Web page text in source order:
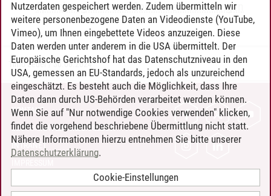
Sprachangebot und Sonderveranstaltungen
Timo Leder/30.06.2024
KONTAKT
LEUPHANA ALS ARBEITGEBER
INTRANET
Nutzerdaten gespeichert werden. Zudem übermitteln wir
weitere personenbezogene Daten an Videodienste (YouTube,
Vimeo), um Ihnen eingebettete Videos anzuzeigen. Diese
Daten werden unter anderem in die USA übermittelt. Der
Europäische Gerichtshof hat das Datenschutzniveau in den
USA, gemessen an EU-Standards, jedoch als unzureichend
eingeschätzt. Es besteht auch die Möglichkeit, dass Ihre
Daten dann durch US-Behörden verarbeitet werden können.
Wenn Sie auf "Nur notwendige Cookies verwenden" klicken,
findet die vorgehend beschriebene Übermittlung nicht statt.
Nähere Informationen hierzu entnehmen Sie bitte unserer
Datenschutzerklärung.
Cookie-Einstellungen